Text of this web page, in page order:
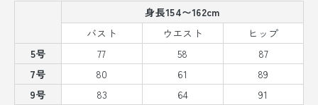
身長154〜162cm
バスト
ウエスト
ヒップ
5号
77 58
87
7号
80 61
89
9号
83 64
91